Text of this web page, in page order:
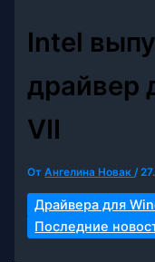
Intel
драйвер
VII
ОтАнгелина Новак/
Драйвера для
Последние